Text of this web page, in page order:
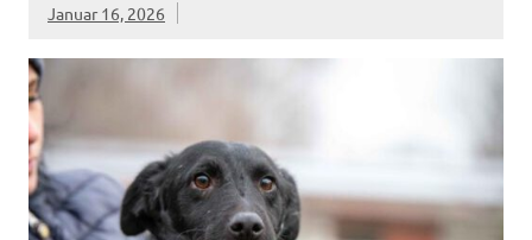
Januar 16, 2026